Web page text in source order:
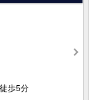
歩5分